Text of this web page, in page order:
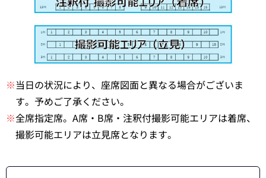
※当日の状況により、座席図面と異なる場合がございま
す。予めご了承ください。
※全席指定席。A席・B席・注釈付撮影可能エリアは着席、
撮影可能エリアは立見席となります。